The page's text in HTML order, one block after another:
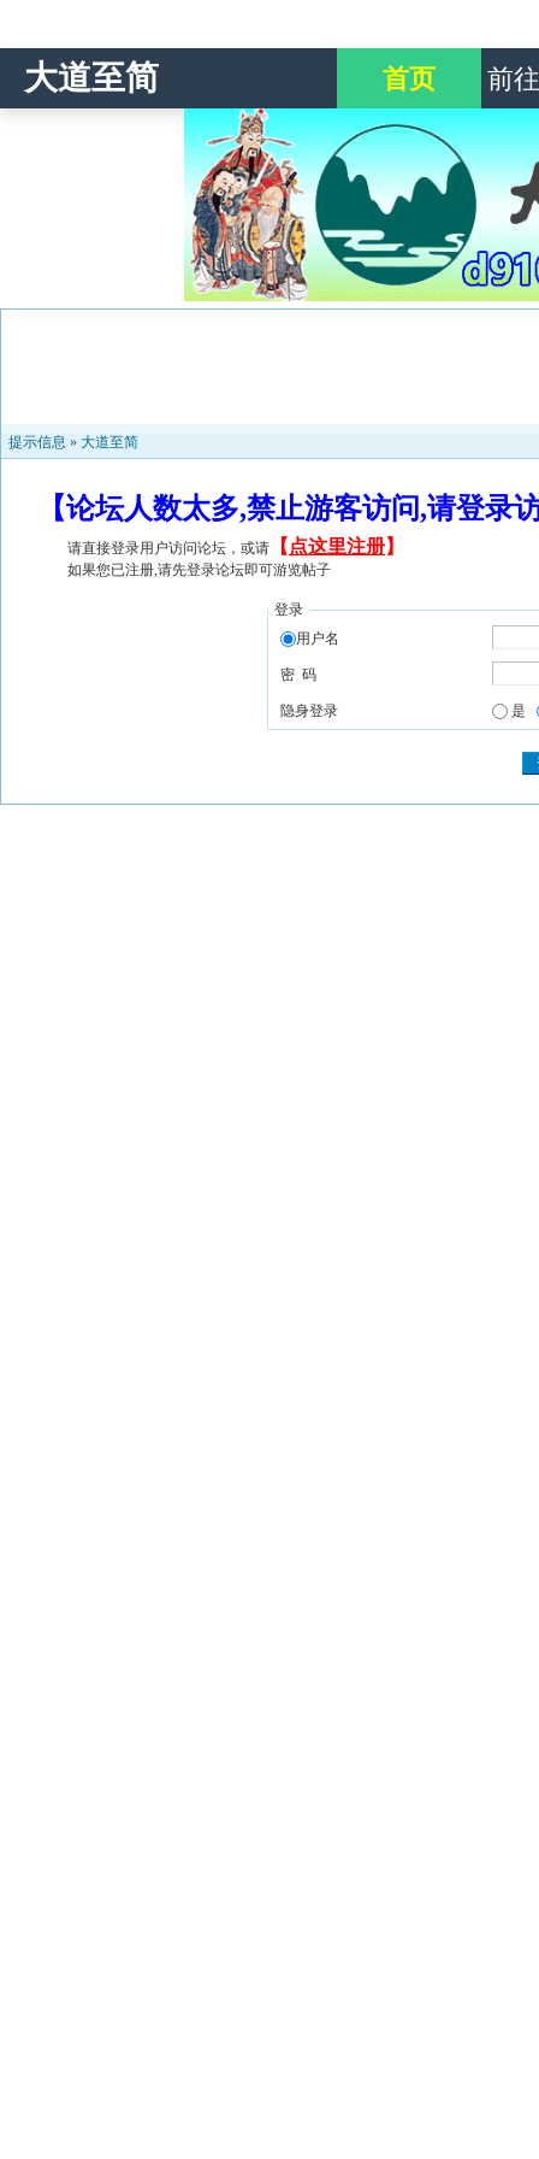
大道至简 首页 前
提示信息 » 大道至简
【论坛人数太多,禁止游客访问,请登
请直接登录用户访问论坛，或请 【 点这里注册】
如果您已注册,请先登录论坛即可游览帖子
登录
用户名
密 码
隐身登录 是